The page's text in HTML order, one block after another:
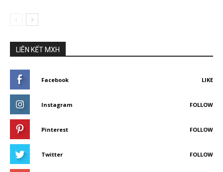
LIÊN KẾT MXH
Facebook LIKE
Instagram FOLLOW
Pinterest FOLLOW
Twitter FOLLOW